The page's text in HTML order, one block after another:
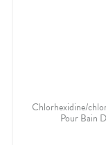
Chlorhexidine/
Pour Bain